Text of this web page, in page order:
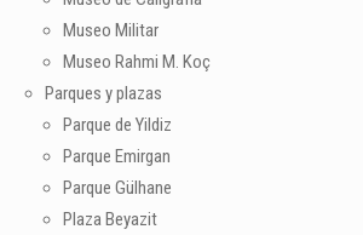
Museo Militar
Museo Rahmi M. Koç
Parques y plazas
Parque de Yildiz
Parque Emirgan
Parque Gülhane
Plaza Beyazit